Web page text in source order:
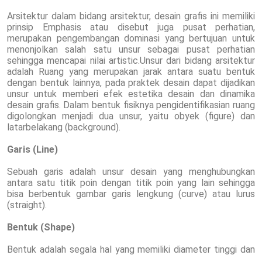
Arsitektur dalam bidang arsitektur, desain grafis ini memiliki
prinsip Emphasis atau disebut juga pusat perhatian,
merupakan pengembangan dominasi yang bertujuan untuk
menonjolkan salah satu unsur sebagai pusat perhatian
sehingga mencapai nilai artistic.Unsur dari bidang arsitektur
adalah Ruang yang merupakan jarak antara suatu bentuk
dengan bentuk lainnya, pada praktek desain dapat dijadikan
unsur untuk memberi efek estetika desain dan dinamika
desain grafis. Dalam bentuk fisiknya pengidentifikasian ruang
digolongkan menjadi dua unsur, yaitu obyek (figure) dan
latarbelakang (background).
Garis (Line)
Sebuah garis adalah unsur desain yang menghubungkan
antara satu titik poin dengan titik poin yang lain sehingga
bisa berbentuk gambar garis lengkung (curve) atau lurus
(straight).
Bentuk (Shape)
Bentuk adalah segala hal yang memiliki diameter tinggi dan